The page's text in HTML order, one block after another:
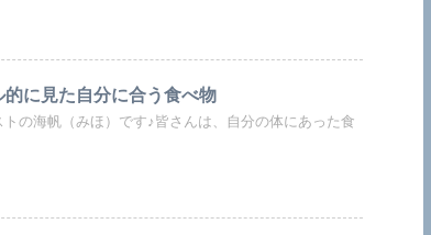
に見た自分に合う食べ物
の海帆（みほ）です♪皆さんは、自分の体にあった食